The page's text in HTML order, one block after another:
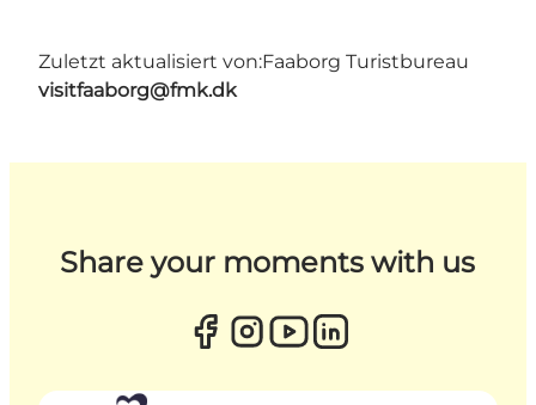
Zuletzt aktualisiert von:Faaborg Turistbureau
visitfaaborg@fmk.dk
Share your moments with us